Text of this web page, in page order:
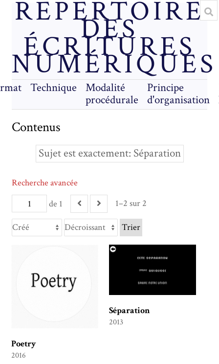
RÉPERTOIRE
DES
ÉCRITURES
NUMÉRIQUES
Technique
Modalité
procédurale
Principe
d'organisation
Contenus
Sujet est exactement Séparation
de 1 1–2 sur 2
Recherche avancée
Trier
Poetry
2016
Séparation
2013